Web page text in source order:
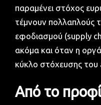
παραμένει στόχος
τέμνουν πολλαπλούς
εφοδιασμού (supply
ακόμα και όταν η
κύκλο στόχευσης του
Από το